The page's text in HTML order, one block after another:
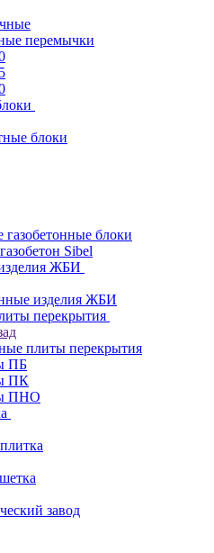
перемычки
блоки
газобетонные блоки
Sibel
ЖБИ
изделия ЖБИ
перекрытия
плиты перекрытия
ПБ
ПК
ПНО
завод